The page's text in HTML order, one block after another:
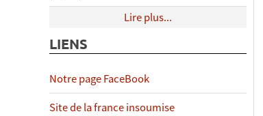
Lire plus...
LIENS
Notre page FaceBook
Site de la france insoumise